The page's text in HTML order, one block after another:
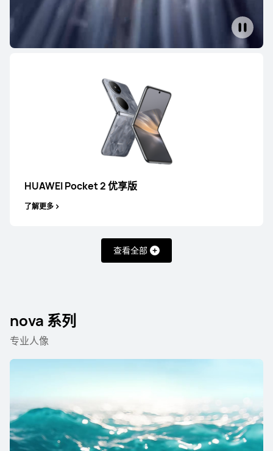
HUAWEI Pocket 2 优享版
了解更多
查看全部
nova 系列
专业人像
HUAWEI Mate 80 Pro
HUAWEI Mate 70 Pro+